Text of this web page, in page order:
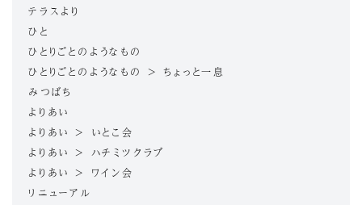
テラスより
ひと
ひとりごとのようなもの
ひとりごとのようなもの > ちょっと一息
みつばち
よりあい
よりあい > いとこ会
よりあい > ハチミツクラブ
よりあい > ワイン会
リニューアル